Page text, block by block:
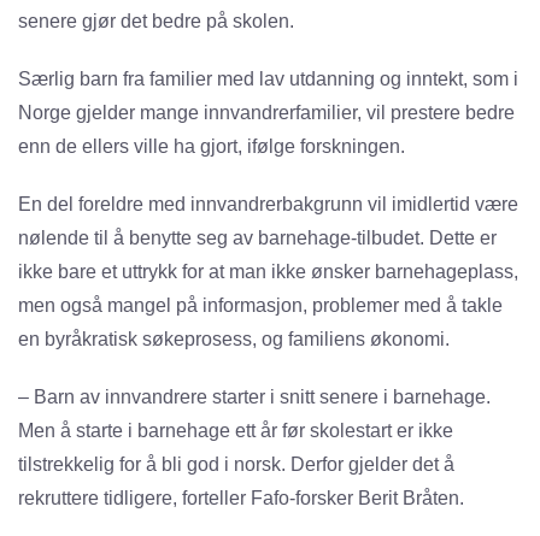
senere gjør det bedre på skolen.
Særlig barn fra familier med lav utdanning og inntekt, som i
Norge gjelder mange innvandrerfamilier, vil prestere bedre
enn de ellers ville ha gjort, ifølge forskningen.
En del foreldre med innvandrerbakgrunn vil imidlertid være
nølende til å benytte seg av barnehage-tilbudet. Dette er
ikke bare et uttrykk for at man ikke ønsker barnehageplass,
men også mangel på informasjon, problemer med å takle
en byråkratisk søkeprosess, og familiens økonomi.
– Barn av innvandrere starter i snitt senere i barnehage.
Men å starte i barnehage ett år før skolestart er ikke
tilstrekkelig for å bli god i norsk. Derfor gjelder det å
rekruttere tidligere, forteller Fafo-forsker Berit Bråten.